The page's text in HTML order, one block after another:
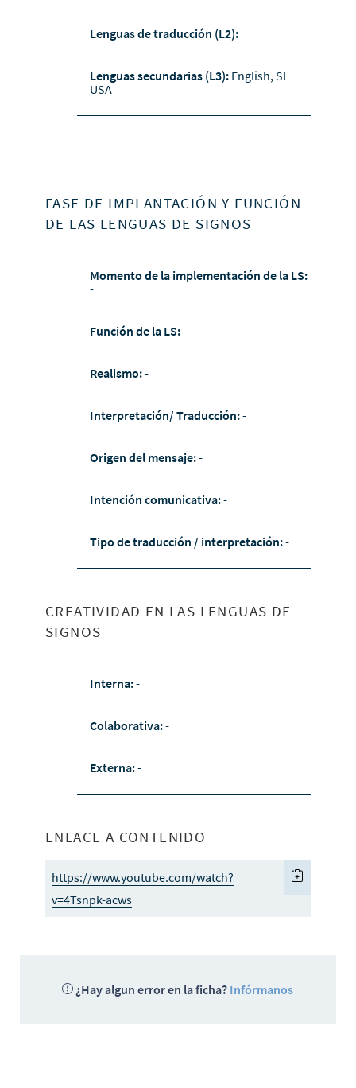
Lenguas de traducción (L2):
Lenguas secundarias (L3): English, SL
USA
FASE DE IMPLANTACIÓN Y FUNCIÓN
DE LAS LENGUAS DE SIGNOS
Momento de la implementación de la LS:
-
Función de la LS:-
Realismo:-
Interpretación/ Traducción:-
Origen del mensaje:-
Intención comunicativa:-
Tipo de traducción / interpretación:-
CREATIVIDAD EN LAS LENGUAS DE
SIGNOS
Interna:-
Colaborativa:-
Externa:-
ENLACE A CONTENIDO
https://www.youtube.com/watch?
v=4Tsnpk-acws
¿Hay algun error en la ficha? Infórmanos